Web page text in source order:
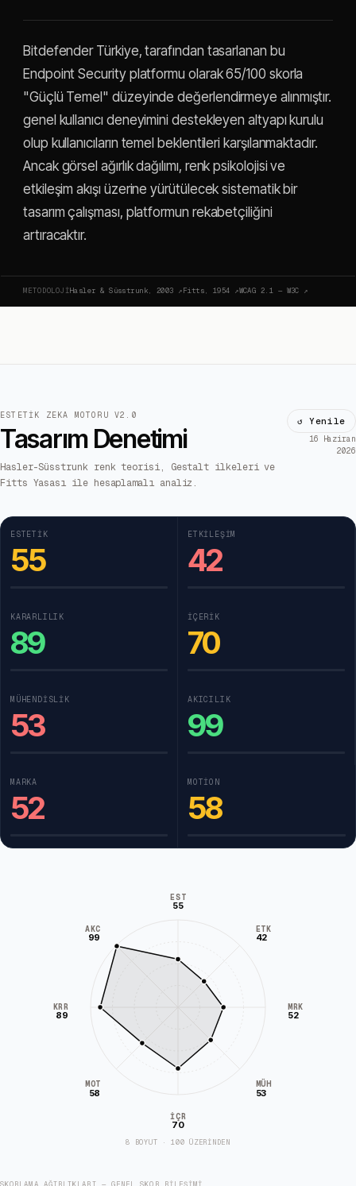
Bitdefender Türkiye, tarafından tasarlanan bu
Endpoint Security platformu olarak 65/100 skorla
"Güçlü Temel" düzeyinde değerlendirmeye alınmıştır.
genel kullanıcı deneyimini destekleyen altyapı kurulu
olup kullanıcıların temel beklentileri karşılanmaktadır.
Ancak görsel ağırlık dağılımı, renk psikolojisi ve
etkileşim akışı üzerine yürütülecek sistematik bir
tasarım çalışması, platformun rekabetçiliğini
artıracaktır.
METODOLOJIHasler & Süsstrunk, 2003 ↗Fitts, 1954 ↗WCAG 2.1 — W3C ↗
ESTETIK ZEKA MOTORU V2.0
Tasarım Denetimi
Hasler-Süsstrunk renk teorisi, Gestalt ilkeleri ve
Fitts Yasası ile hesaplamalı analiz.
↺ Yenile
16 Haziran
2026
ESTETIK
55
ETKILEŞIM
42
KARARLILIK
89
İÇERIK
70
MÜHENDISLIK
53
AKICILIK
99
MARKA
52
MOTION
58
EST
55
ETK
42
MRK
52
MÜH
53
İÇR
70
MOT
58
KRR
89
AKC
99
8 BOYUT · 100 ÜZERİNDEN